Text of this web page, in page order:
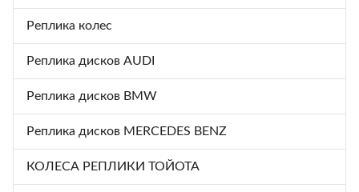
Реплика колес
Реплика дисков AUDI
Реплика дисков BMW
Реплика дисков MERCEDES BENZ
КОЛЕСА РЕПЛИКИ ТОЙОТА